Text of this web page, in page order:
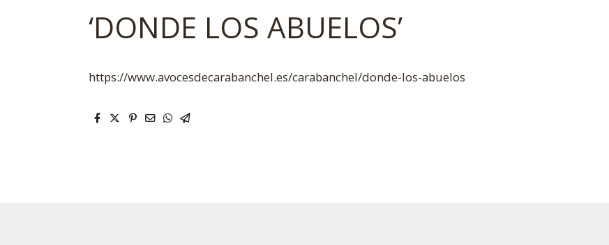
‘DONDE LOS ABUELOS’
https://www.avocesdecarabanchel.es/carabanchel/donde-los-abuelos